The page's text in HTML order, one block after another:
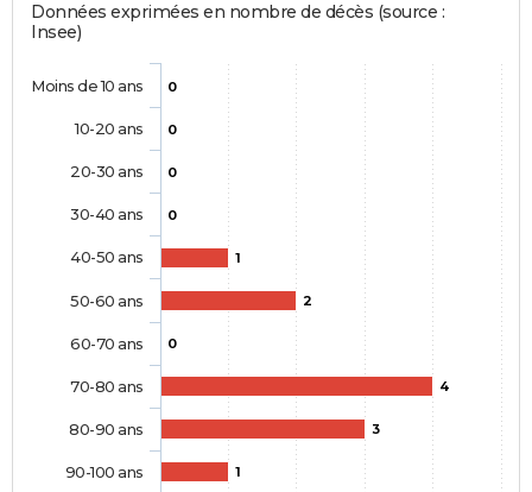
Données exprimées en nombre de décès (source :
Insee)
0
0
0
0
1
2
0
4
3
1
Moins de 10 ans
10-20 ans
20-30 ans
30-40 ans
40-50 ans
50-60 ans
60-70 ans
70-80 ans
80-90 ans
90-100 ans